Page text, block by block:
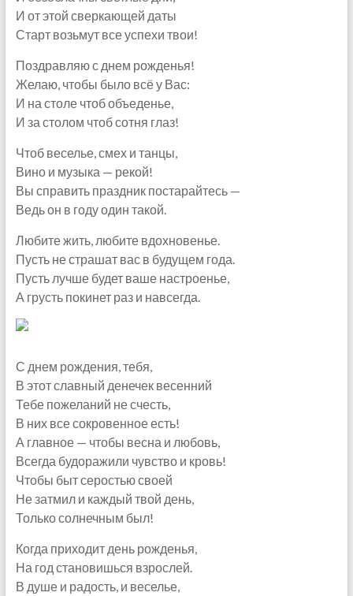
И от этой сверкающей даты
Старт возьмут все успехи твои!
Поздравляю с днем рожденья!
Желаю, чтобы было всё у Вас:
И на столе чтоб объеденье,
И за столом чтоб сотня глаз!
Чтоб веселье, смех и танцы,
Вино и музыка — рекой!
Вы справить праздник постарайтесь —
Ведь он в году один такой.
Любите жить, любите вдохновенье.
Пусть не страшат вас в будущем года.
Пусть лучше будет ваше настроенье,
А грусть покинет раз и навсегда.
С днем рождения, тебя,
В этот славный денечек весенний
Тебе пожеланий не счесть,
В них все сокровенное есть!
А главное — чтобы весна и любовь,
Всегда будоражили чувство и кровь!
Чтобы быт серостью своей
Не затмил и каждый твой день,
Только солнечным был!
Когда приходит день рожденья,
На год становишься взрослей.
В душе и радость, и веселье,